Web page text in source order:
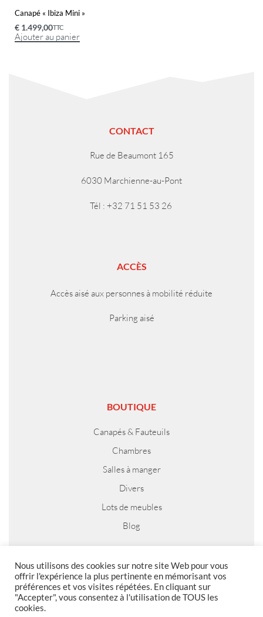
Canapé « Ibiza Mini »
€ 1.499,00TTC
Ajouter au panier
CONTACT
Rue de Beaumont 165
6030 Marchienne-au-Pont
Tél : +32 71 51 53 26
ACCÈS
Accès aisé aux personnes à mobilité réduite
Parking aisé
BOUTIQUE
Canapés & Fauteuils
Chambres
Salles à manger
Divers
Lots de meubles
Blog
MENTIONS LEGALES
Nous utilisons des cookies sur notre site Web pour vous
offrir l'expérience la plus pertinente en mémorisant vos
préférences et vos visites répétées. En cliquant sur
"Accepter", vous consentez à l'utilisation de TOUS les
cookies.